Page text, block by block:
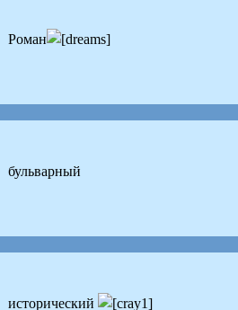
Роман
бульварный
исторический